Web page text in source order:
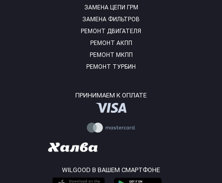
ЗАМЕНА ЦЕПИ ГРМ
ЗАМЕНА ФИЛЬТРОВ
РЕМОНТ ДВИГАТЕЛЯ
РЕМОНТ АКПП
РЕМОНТ МКПП
РЕМОНТ ТУРБИН
ПРИНИМАЕМ К ОПЛАТЕ
WILGOOD В ВАШЕМ СМАРТФОНЕ